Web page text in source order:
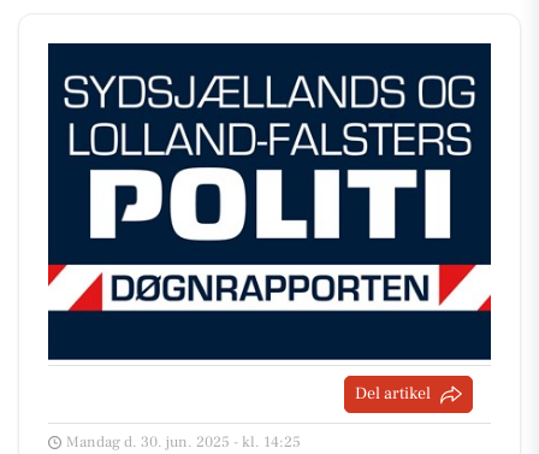
Del artikel
Mandag d. 30. jun. 2025 - kl. 14:25